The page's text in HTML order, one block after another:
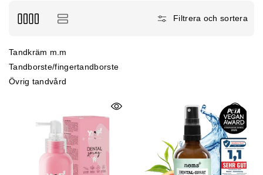
tandkräm m.m
tandborste/fingertandborste
övrig tandvård
Filtrera och sortera